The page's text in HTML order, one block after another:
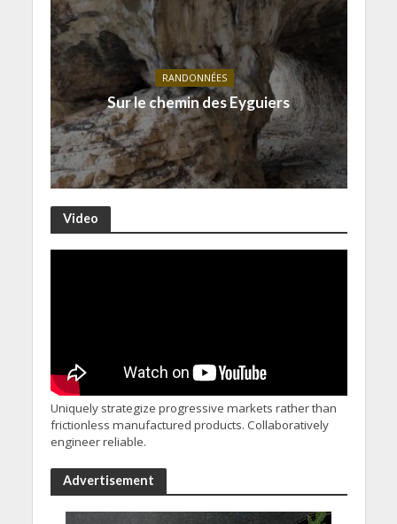
RANDONNÉES
Sur le chemin des Eyguiers
Video
Uniquely strategize progressive markets rather than
frictionless manufactured products. Collaboratively
engineer reliable.
Advertisement